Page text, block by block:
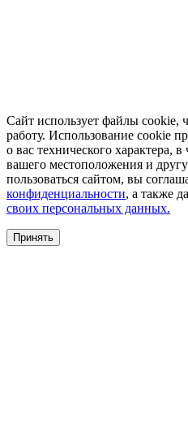
Сайт использует файлы cookie,
работу. Использование cookie
о вас технического характера,
вашего местоположения и
пользоваться сайтом, вы
конфиденциальности, а также
своих персональных данных.
Принять